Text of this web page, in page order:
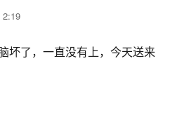
2:19
坏了，一直没有上，今天送来